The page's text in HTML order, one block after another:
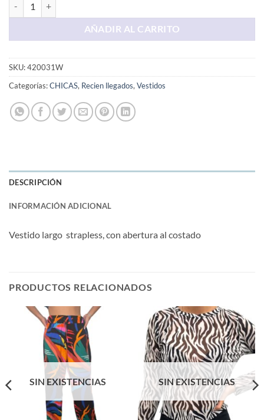
AÑADIR AL CARRITO
SKU:420031W
Categorías:CHICAS, Recien llegados, Vestidos
DESCRIPCIÓN
INFORMACIÓN ADICIONAL
Vestido largo strapless, con abertura al costado
PRODUCTOS RELACIONADOS
SIN EXISTENCIAS SIN EXISTENCIAS